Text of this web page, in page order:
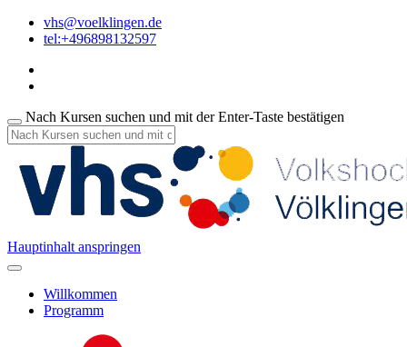
vhs@voelklingen.de
tel:+496898132597
Nach Kursen suchen und mit der Enter-Taste bestätigen
Hauptinhalt anspringen
Willkommen
Programm